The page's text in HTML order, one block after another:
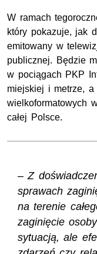
W ramach
który pokazuje, jak
emitowany w
publicznej. Będzie
w pociągach PKP
miejskiej i metrze,
wielkoformatowych
całej Polsce.
– Z
sprawach
na terenie
zaginięcie
sytuacją, ale